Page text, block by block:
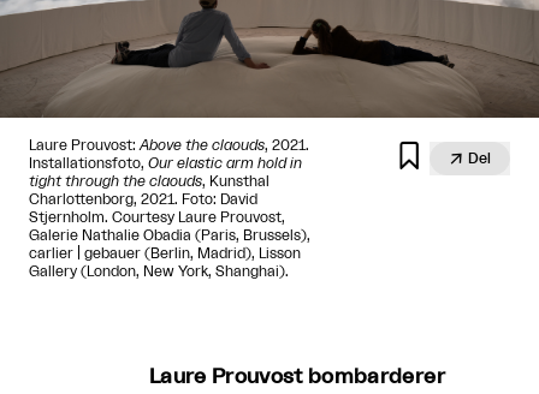
Laure Prouvost: Above the claouds, 2021.
Installationsfoto, Our elastic arm hold in
tight through the claouds, Kunsthal
Charlottenborg, 2021. Foto: David
Stjernholm. Courtesy Laure Prouvost,
Galerie Nathalie Obadia (Paris, Brussels),
carlier | gebauer (Berlin, Madrid), Lisson
Gallery (London, New York, Shanghai).
  Del
Laure Prouvost bombarderer